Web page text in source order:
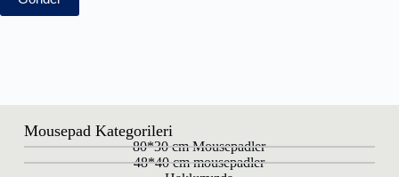
Mousepad Kategorileri
80*30 cm Mousepadler
48*40 cm mousepadler